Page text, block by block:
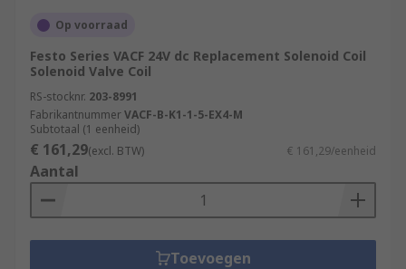
Op voorraad
Festo Series VACF 24V dc Replacement Solenoid Coil
Solenoid Valve Coil
RS-stocknr. 203-8991
FabrikantnummerVACF-B-K1-1-5-EX4-M
Subtotaal (1 eenheid)
€ 161,29(excl. BTW) € 161,29/eenheid
Aantal
Toevoegen